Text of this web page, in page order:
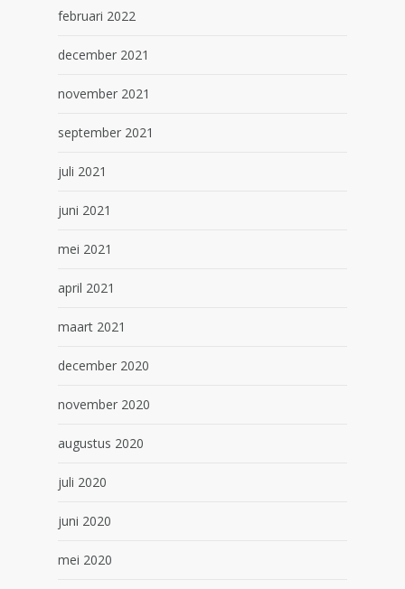
februari 2022
december 2021
november 2021
september 2021
juli 2021
juni 2021
mei 2021
april 2021
maart 2021
december 2020
november 2020
augustus 2020
juli 2020
juni 2020
mei 2020